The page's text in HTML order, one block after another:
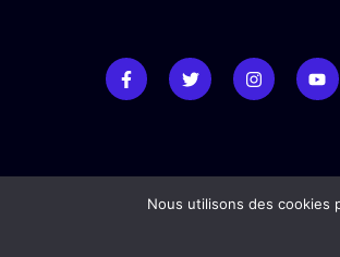
Nous utilisons des cookies